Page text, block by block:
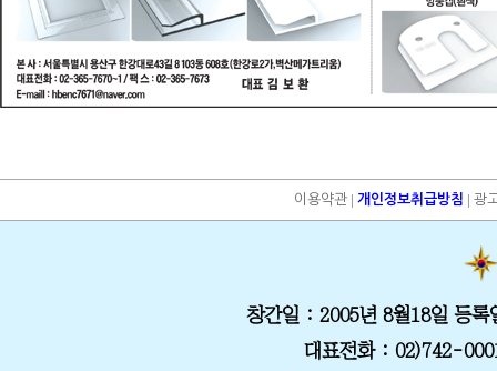
이용약관 |개인정보취급방침 |광
창간일 : 2005년 8월18일 등록
대표전화: 02)742-